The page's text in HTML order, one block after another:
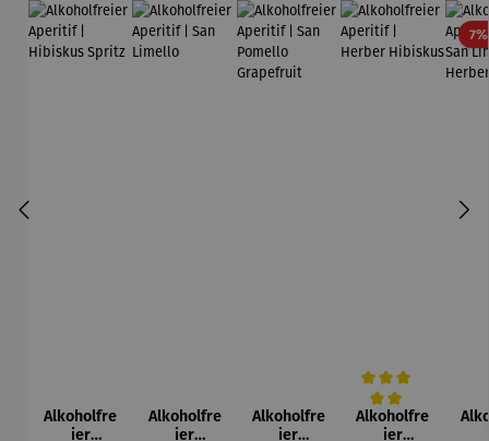
Alkoholfre
ier
Alkoholfre
ier
Alkoholfre
ier
Durchschnittliche
Alkoholfre
ier